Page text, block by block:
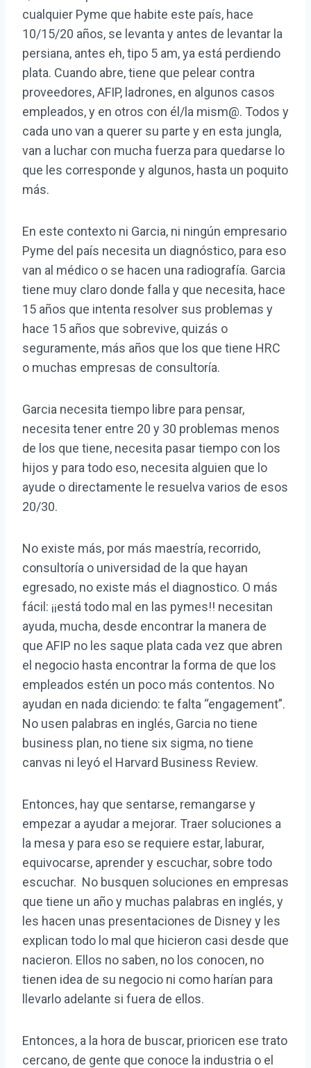
cualquier Pyme que habite este país, hace
10/15/20 años, se levanta y antes de levantar la
persiana, antes eh, tipo 5 am, ya está perdiendo
plata. Cuando abre, tiene que pelear contra
proveedores, AFIP, ladrones, en algunos casos
empleados, y en otros con él/la mism@. Todos y
cada uno van a querer su parte y en esta jungla,
van a luchar con mucha fuerza para quedarse lo
que les corresponde y algunos, hasta un poquito
más.
En este contexto ni Garcia, ni ningún empresario
Pyme del país necesita un diagnóstico, para eso
van al médico o se hacen una radiografía. Garcia
tiene muy claro donde falla y que necesita, hace
15 años que intenta resolver sus problemas y
hace 15 años que sobrevive, quizás o
seguramente, más años que los que tiene HRC
o muchas empresas de consultoría.
Garcia necesita tiempo libre para pensar,
necesita tener entre 20 y 30 problemas menos
de los que tiene, necesita pasar tiempo con los
hijos y para todo eso, necesita alguien que lo
ayude o directamente le resuelva varios de esos
20/30.
No existe más, por más maestría, recorrido,
consultoría o universidad de la que hayan
egresado, no existe más el diagnostico. O más
fácil: ¡¡está todo mal en las pymes!! necesitan
ayuda, mucha, desde encontrar la manera de
que AFIP no les saque plata cada vez que abren
el negocio hasta encontrar la forma de que los
empleados estén un poco más contentos. No
ayudan en nada diciendo: te falta “engagement”.
No usen palabras en inglés, Garcia no tiene
business plan, no tiene six sigma, no tiene
canvas ni leyó el Harvard Business Review.
Entonces, hay que sentarse, remangarse y
empezar a ayudar a mejorar. Traer soluciones a
la mesa y para eso se requiere estar, laburar,
equivocarse, aprender y escuchar, sobre todo
escuchar. No busquen soluciones en empresas
que tiene un año y muchas palabras en inglés, y
les hacen unas presentaciones de Disney y les
explican todo lo mal que hicieron casi desde que
nacieron. Ellos no saben, no los conocen, no
tienen idea de su negocio ni como harían para
llevarlo adelante si fuera de ellos.
Entonces, a la hora de buscar, prioricen ese trato
cercano, de gente que conoce la industria o el